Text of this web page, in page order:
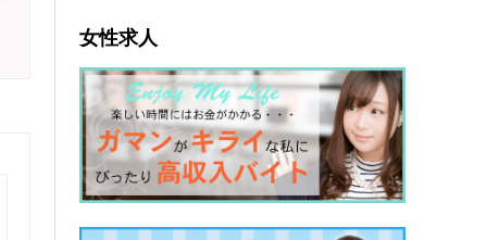
女性求人